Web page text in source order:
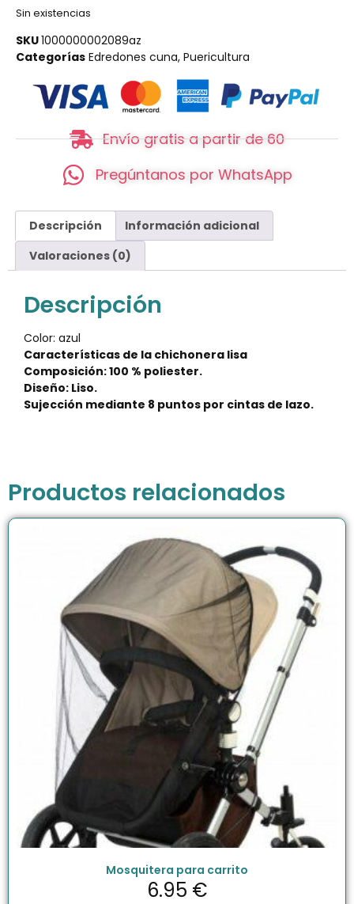
Sin existencias
SKU1000000002089az
Categorías Edredones cuna, Puericultura
Envío gratis a partir de 60
Pregúntanos por WhatsApp
Descripción
Información adicional
Valoraciones (0)
Descripción
Color: azul
Características de la chichonera lisa
Composición: 100 % poliester.
Diseño: Liso.
Sujección mediante 8 puntos por cintas de lazo.
Productos relacionados
Mosquitera para carrito
6.95 €